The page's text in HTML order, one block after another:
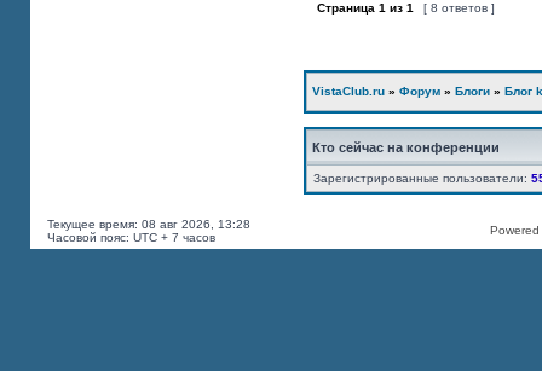
Страница 1 из 1 [ 8 ответов ]
VistaClub.ru » Форум » Блоги » Блог
Кто сейчас на конференции
Зарегистрированные пользователи:
Текущее время: 08 авг 2026, 13:28
Часовой пояс: UTC + 7 часов